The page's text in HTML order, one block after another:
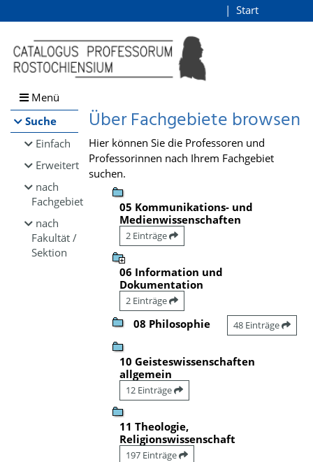
Browsen
direkt zum Inhalt
Start
Menü
Suche
Einfach
Erweitert
nach
Fachgebiet
nach
Fakultät /
Sektion
Über Fachgebiete browsen
Hier können Sie die Professoren und
Professorinnen nach Ihrem Fachgebiet
suchen.
05 Kommunikations- und
Medienwissenschaften
2 Einträge
06 Information und
Dokumentation
2 Einträge
08 Philosophie 48 Einträge
10 Geisteswissenschaften
allgemein
12 Einträge
11 Theologie,
Religionswissenschaft
197 Einträge